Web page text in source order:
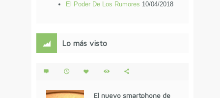
El Poder De Los Rumores 10/04/2018
Lo más visto
El nuevo smartphone de